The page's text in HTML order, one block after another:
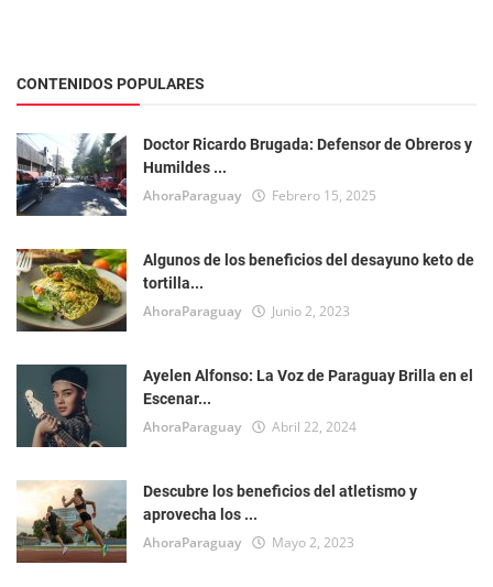
CONTENIDOS POPULARES
Doctor Ricardo Brugada: Defensor de Obreros y
Humildes ...
AhoraParaguay Febrero 15, 2025
Algunos de los beneficios del desayuno keto de
tortilla...
AhoraParaguay Junio 2, 2023
Ayelen Alfonso: La Voz de Paraguay Brilla en el
Escenar...
AhoraParaguay Abril 22, 2024
Descubre los beneficios del atletismo y
aprovecha los ...
AhoraParaguay Mayo 2, 2023